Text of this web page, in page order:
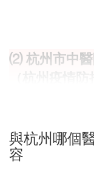
⑵ 杭州市中
（杭州疫情
_各醫療機構要
約診療平台、現
小時核酸檢測結果
與杭州哪個
容